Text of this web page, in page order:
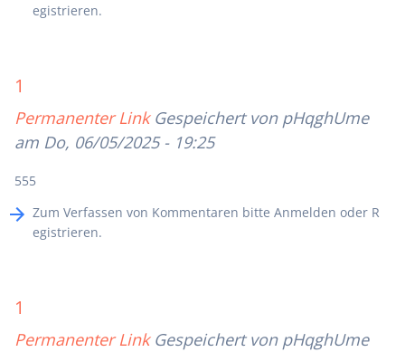
egistrieren.
1
Permanenter Link Gespeichert von pHqghUme
am Do, 06/05/2025 - 19:25
555
Zum Verfassen von Kommentaren bitte Anmelden oder R
egistrieren.
1
Permanenter Link Gespeichert von pHqghUme